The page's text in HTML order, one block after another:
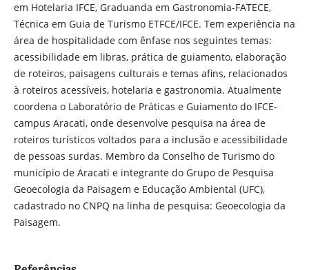
em Hotelaria IFCE, Graduanda em Gastronomia-FATECE,
Técnica em Guia de Turismo ETFCE/IFCE. Tem experiência na
área de hospitalidade com ênfase nos seguintes temas:
acessibilidade em libras, prática de guiamento, elaboração
de roteiros, paisagens culturais e temas afins, relacionados
à roteiros acessíveis, hotelaria e gastronomia. Atualmente
coordena o Laboratório de Práticas e Guiamento do IFCE-
campus Aracati, onde desenvolve pesquisa na área de
roteiros turísticos voltados para a inclusão e acessibilidade
de pessoas surdas. Membro da Conselho de Turismo do
município de Aracati e integrante do Grupo de Pesquisa
Geoecologia da Paisagem e Educação Ambiental (UFC),
cadastrado no CNPQ na linha de pesquisa: Geoecologia da
Paisagem.